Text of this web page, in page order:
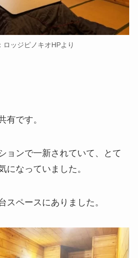
ロッジピノキオHPより
有です。
ョンで一新されていて、とて
になっていました。
スペースにありました。